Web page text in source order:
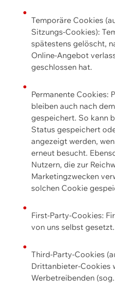
Temporäre Cookies
Sitzungs-Cookies):
spätestens gelöscht,
Online-Angebot
geschlossen hat.
Permanente Cookies:
bleiben auch nach
gespeichert. So kann
Status gespeichert
angezeigt werden,
erneut besucht.
Nutzern, die zur
Marketingzwecken
solchen Cookie
First-Party-Cookies:
von uns selbst gesetzt.
Third-Party-Cookies
Drittanbieter-Cookies
Werbetreibenden